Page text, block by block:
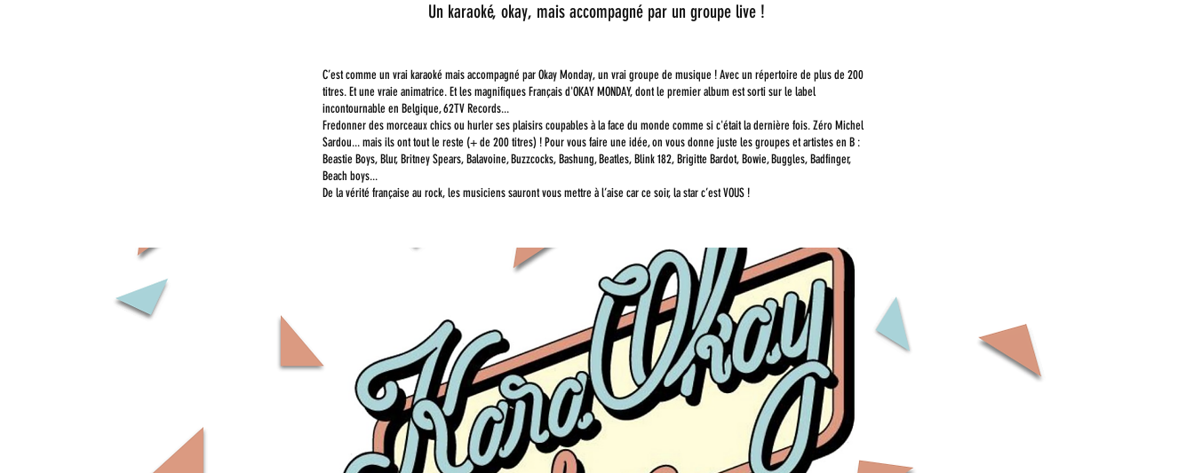
Un karaoké, okay, mais accompagné par un groupe live !
C’est comme un vrai karaoké mais accompagné par Okay Monday, un vrai groupe de musique ! Avec un répertoire de plus de 200
titres. Et une vraie animatrice. Et les magnifiques Français d'OKAYMONDAY, dont le premier album est sorti sur le label
incontournable en Belgique, 62TV Records...
Fredonner des morceaux chics ou hurler ses plaisirs coupables àla face du monde comme si c'était la dernière fois. Zéro Michel
Sardou... mais ils ont tout le reste (+ de 200titres) !Pour vous faire une idée, on vous donne juste les groupes et artistes en B :
Beastie Boys, Blur, Britney Spears, Balavoine,Buzzcocks, Bashung, Beatles, Blink 182, Brigitte Bardot, Bowie, Buggles, Badfinger,
Beach boys...
De la vérité française au rock, les musiciens sauront vous mettre à l’aise car ce soir, la star c’est VOUS !